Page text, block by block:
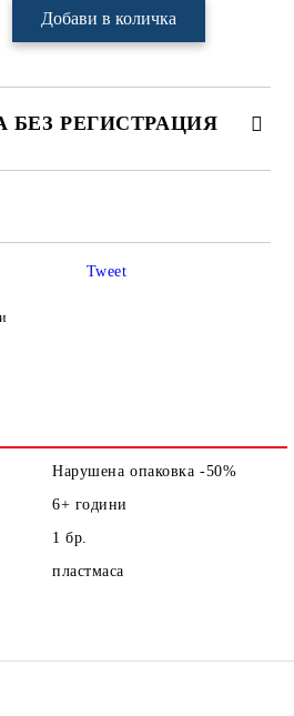
БЕЗ РЕГИСТРАЦИЯ
Tweet
Нарушена опаковка -50%
6+ години
1бр.
пластмаса